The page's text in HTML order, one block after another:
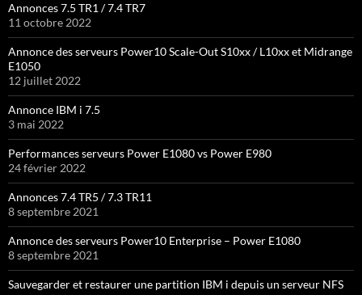
Annonces 7.5 TR1 / 7.4 TR7
11 octobre 2022
Annonce des serveurs Power10 Scale-Out S10xx / L10xx et Midrange
E1050
12 juillet 2022
Annonce IBM i 7.5
3 mai 2022
Performances serveurs Power E1080 vs Power E980
24 février 2022
Annonces 7.4 TR5 / 7.3 TR11
8 septembre 2021
Annonce des serveurs Power10 Enterprise – Power E1080
8 septembre 2021
Sauvegarder et restaurer une partition IBM i depuis un serveur NFS